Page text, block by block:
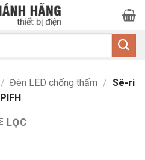
/ Đèn LED chống thấm / Sê-ri
PIFH
LỌC